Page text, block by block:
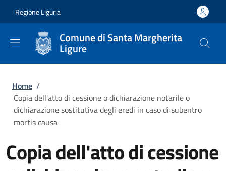
Regione Liguria
Comune di Santa Margherita
Ligure
Briciole di pane
Home /
Copia dell'atto di cessione o dichiarazione notarile o
dichiarazione sostitutiva degli eredi in caso di subentro
mortis causa
Copia dell'atto di cessione